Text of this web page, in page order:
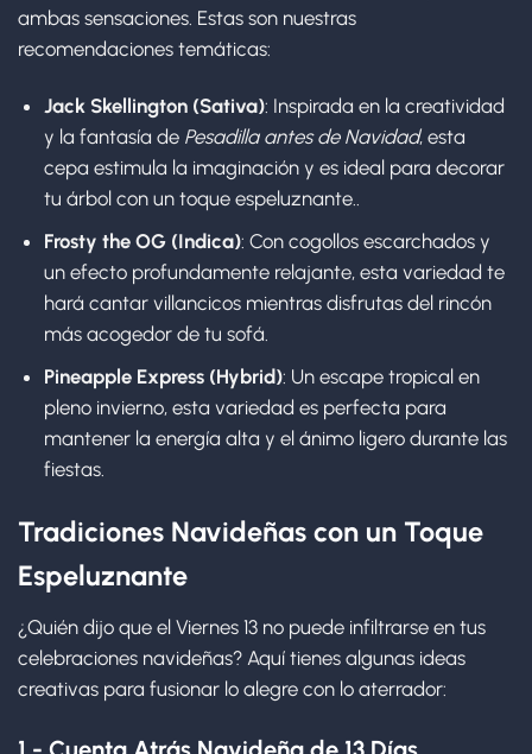
ambas sensaciones. Estas son nuestras
recomendaciones temáticas:
Jack Skellington (Sativa): Inspirada en la creatividad
y la fantasía de Pesadilla antes de Navidad, esta
cepa estimula la imaginación y es ideal para decorar
tu árbol con un toque espeluznante..
Frosty the OG (Indica): Con cogollos escarchados y
un efecto profundamente relajante, esta variedad te
hará cantar villancicos mientras disfrutas del rincón
más acogedor de tu sofá.
Pineapple Express (Hybrid): Un escape tropical en
pleno invierno, esta variedad es perfecta para
mantener la energía alta y el ánimo ligero durante las
fiestas.
Tradiciones Navideñas con un Toque
Espeluznante
¿Quién dijo que el Viernes 13 no puede infiltrarse en tus
celebraciones navideñas? Aquí tienes algunas ideas
creativas para fusionar lo alegre con lo aterrador: